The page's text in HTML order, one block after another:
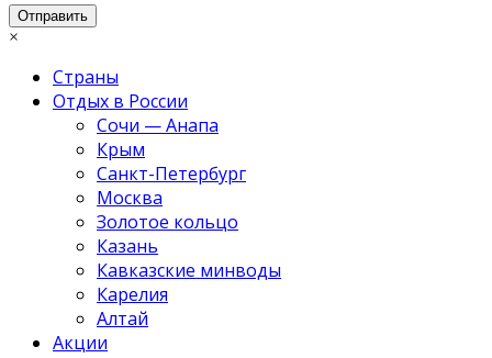
×
Страны
Отдых в России
Сочи — Анапа
Крым
Санкт-Петербург
Москва
Золотое кольцо
Казань
Кавказские минводы
Карелия
Алтай
Акции